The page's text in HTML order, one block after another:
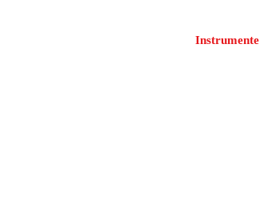
Instrumente